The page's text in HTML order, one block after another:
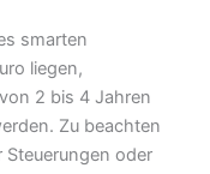
smarten
liegen,
2 bis 4 Jahren
Zu beachten
oder